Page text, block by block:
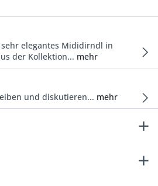
elegantes Mididirndl in
der Kollektion... mehr
und diskutieren... mehr